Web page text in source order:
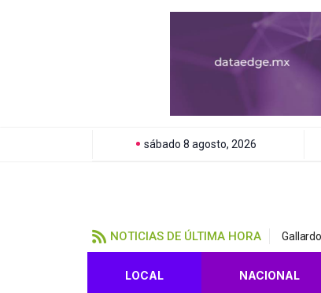
sábado 8 agosto, 2026
NOTICIAS DE ÚLTIMA HORA
LOCAL NACIONAL